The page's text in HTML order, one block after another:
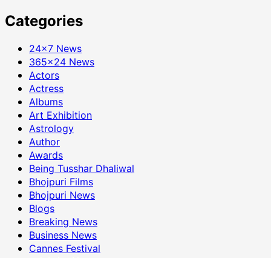
Categories
24×7 News
365×24 News
Actors
Actress
Albums
Art Exhibition
Astrology
Author
Awards
Being Tusshar Dhaliwal
Bhojpuri Films
Bhojpuri News
Blogs
Breaking News
Business News
Cannes Festival